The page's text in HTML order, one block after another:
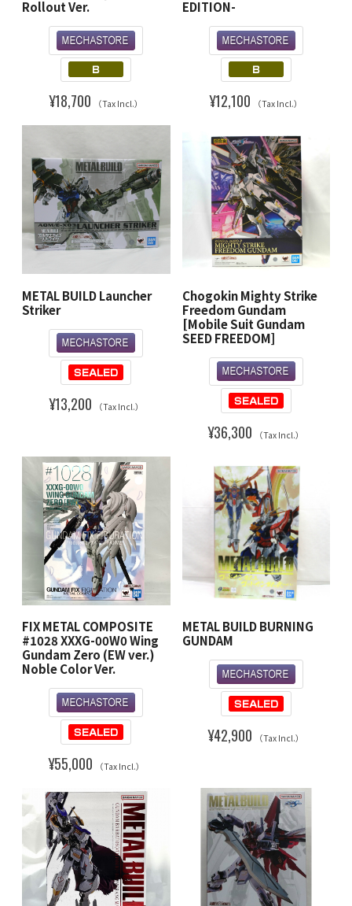
Rollout Ver.
¥18,700 （Tax Incl.）
EDITION-
¥12,100 （Tax Incl.）
METAL BUILD Launcher
Striker
¥13,200 （Tax Incl.）
Chogokin Mighty Strike
Freedom Gundam
[Mobile Suit Gundam
SEED FREEDOM]
¥36,300 （Tax Incl.）
FIX METAL COMPOSITE
#1028 XXXG-00W0 Wing
Gundam Zero (EW ver.)
Noble Color Ver.
¥55,000 （Tax Incl.）
METAL BUILD BURNING
GUNDAM
¥42,900 （Tax Incl.）